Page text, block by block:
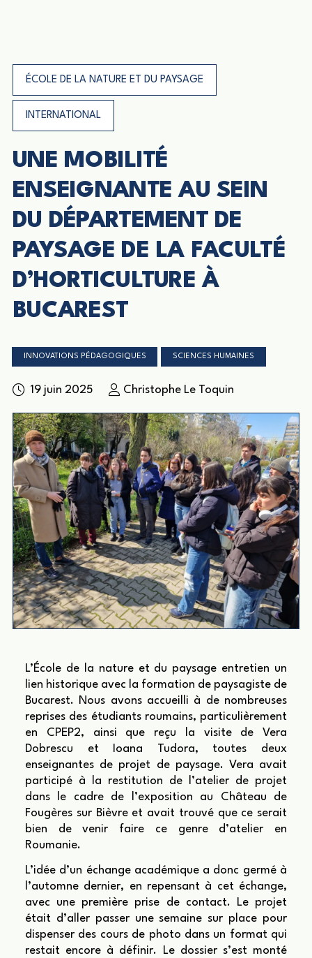
ÉCOLE DE LA NATURE ET DU PAYSAGE
INTERNATIONAL
UNE MOBILITÉ
ENSEIGNANTE AU SEIN
DU DÉPARTEMENT DE
PAYSAGE DE LA FACULTÉ
D’HORTICULTURE À
BUCAREST
INNOVATIONS PÉDAGOGIQUES SCIENCES HUMAINES
19 juin 2025 Christophe Le Toquin
L’École de la nature et du paysage entretien un
lien historique avec la formation de paysagiste de
Bucarest. Nous avons accueilli à de nombreuses
reprises des étudiants roumains, particulièrement
en CPEP2, ainsi que reçu la visite de Vera
Dobrescu et Ioana Tudora, toutes deux
enseignantes de projet de paysage. Vera avait
participé à la restitution de l’atelier de projet
dans le cadre de l’exposition au Château de
Fougères sur Bièvre et avait trouvé que ce serait
bien de venir faire ce genre d’atelier en
Roumanie.
L’idée d’un échange académique a donc germé à
l’automne dernier, en repensant à cet échange,
avec une première prise de contact. Le projet
était d’aller passer une semaine sur place pour
dispenser des cours de photo dans un format qui
restait encore à définir. Le dossier s’est monté